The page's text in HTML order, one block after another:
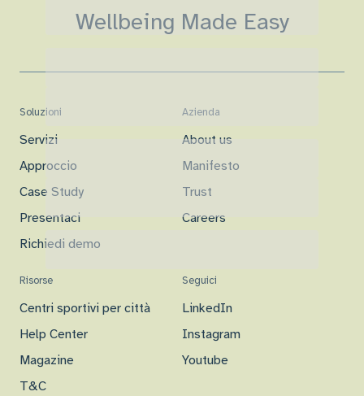
Wellbeing Made Easy
Soluzioni
Servizi
Approccio
Case Study
Presentaci
Richiedi demo
Azienda
About us
Manifesto
Trust
Careers
Risorse
Centri sportivi per città
Help Center
Magazine
T&C
Seguici
LinkedIn
Instagram
Youtube